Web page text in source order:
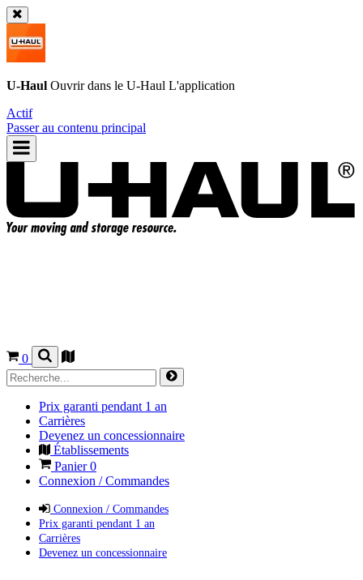
U-Haul Ouvrir dans le U-Haul L'application
Actif
Passer au contenu principal
0
Prix garanti pendant 1 an
Carrières
Devenez un concessionnaire
Établissements
Panier0
Connexion / Commandes
Connexion / Commandes
Prix garanti pendant 1 an
Carrières
Devenez un concessionnaire